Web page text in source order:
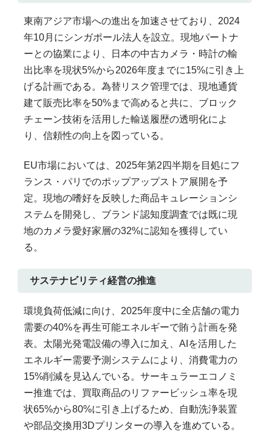
東南アジア市場への進出を加速させており、2024
年10月にシンガポール法人を設立。現地パートナ
ーとの協業により、日本の中古カメラ・時計の輸
出比率を現状5%から2026年度までに15%に引き上
げる計画である。為替リスク管理では、現地通貨
建て販売比率を50%まで高めると共に、ブロック
チェーン技術を活用した輸送履歴の透明化によ
り、信頼性の向上を図っている。
EU市場においては、2025年第2四半期を目処にフ
ランス・パリでのポップアップストア展開を予
定。現地の嗜好を反映した商品キュレーションシ
ステムを開発し、ブランド認知度調査では既に現
地のカメラ愛好家層の32%に認知を獲得してい
る。
サステナビリティ経営の推進
環境負荷低減に向け、2025年度中に全店舗の電力
需要の40%を再生可能エネルギーで賄う計画を発
表。太陽光発電設備の導入に加え、AIを活用した
エネルギー需要予測システムにより、消費電力の
15%削減を見込んでいる。サーキュラーエコノミ
ー推進では、買取商品のリファービッシュ率を現
状65%から80%に引き上げるため、自動洗浄装置
や部品交換用3Dプリンターの導入を進めている。